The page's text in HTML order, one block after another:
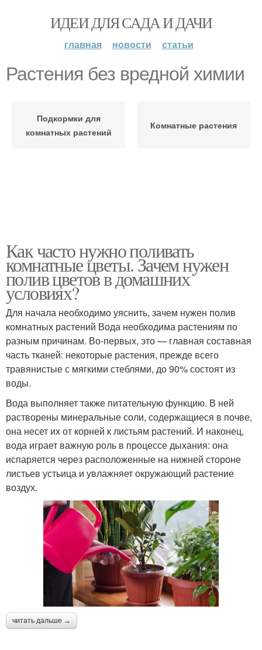
ИДЕИ ДЛЯ САДА И ДАЧИ
главная новости статьи
Растения без вредной химии
Подкормки для
комнатных растений
Комнатные растения
Как часто нужно поливать
комнатные цветы. Зачем нужен
полив цветов в домашних
условиях?
Для начала необходимо уяснить, зачем нужен полив
комнатных растений Вода необходима растениям по
разным причинам. Во-первых, это — главная составная
часть тканей: некоторые растения, прежде всего
травянистые с мягкими стеблями, до 90% состоят из
воды.
Вода выполняет также питательную функцию. В ней
растворены минеральные соли, содержащиеся в почве,
она несет их от корней к листьям растений. И наконец,
вода играет важную роль в процессе дыхания: она
испаряется через расположенные на нижней стороне
листьев устьица и увлажняет окружающий растение
воздух.
читать дальше →